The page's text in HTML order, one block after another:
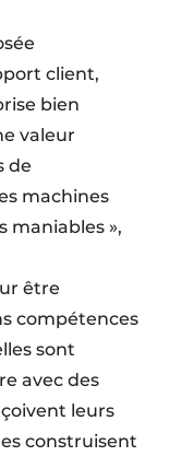
client,
bien
valeur
de
machines
maniables »,
être
compétences
sont
avec des
leurs
construisent